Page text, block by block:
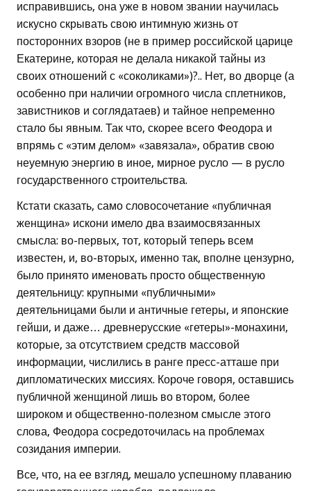
исправившись, она уже в новом звании научилась
искусно скрывать свою интимную жизнь от
посторонних взоров (не в пример российской царице
Екатерине, которая не делала никакой тайны из
своих отношений с «соколиками»)?.. Нет, во дворце (а
особенно при наличии огромного числа сплетников,
завистников и соглядатаев) и тайное непременно
стало бы явным. Так что, скорее всего Феодора и
впрямь с «этим делом» «завязала», обратив свою
неуемную энергию в иное, мирное русло — в русло
государственного строительства.
Кстати сказать, само словосочетание «публичная
женщина» искони имело два взаимосвязанных
смысла: во-первых, тот, который теперь всем
известен, и, во-вторых, именно так, вполне цензурно,
было принято именовать просто общественную
деятельницу: крупными «публичными»
деятельницами были и античные гетеры, и японские
гейши, и даже… древнерусские «гетеры»-монахини,
которые, за отсутствием средств массовой
информации, числились в ранге пресс-атташе при
дипломатических миссиях. Короче говоря, оставшись
публичной женщиной лишь во втором, более
широком и общественно-полезном смысле этого
слова, Феодора сосредоточилась на проблемах
созидания империи.
Все, что, на ее взгляд, мешало успешному плаванию